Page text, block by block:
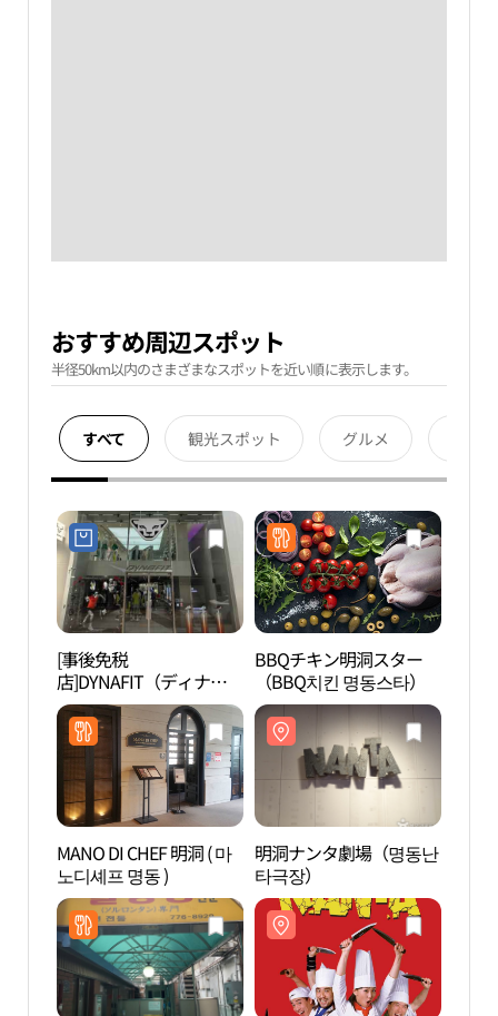
おすすめ周辺スポット
半径50km以内のさまざまなスポットを近い順に表示します。
すべて 観光スポット グルメ
[事後免税
店]DYNAFIT（ディナフ
ィット）・ミョンドン
（明洞）直営店(다이나
핏 명동직영점)
BBQチキン明洞スター
（BBQ치킨 명동스타）
MANO DI CHEF 明洞 ( 마
노디셰프 명동 )
明洞ナンタ劇場（명동난
타극장）